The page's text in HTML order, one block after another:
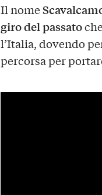
Il nome
giro del passato
l’Italia, dovendo
percorsa per